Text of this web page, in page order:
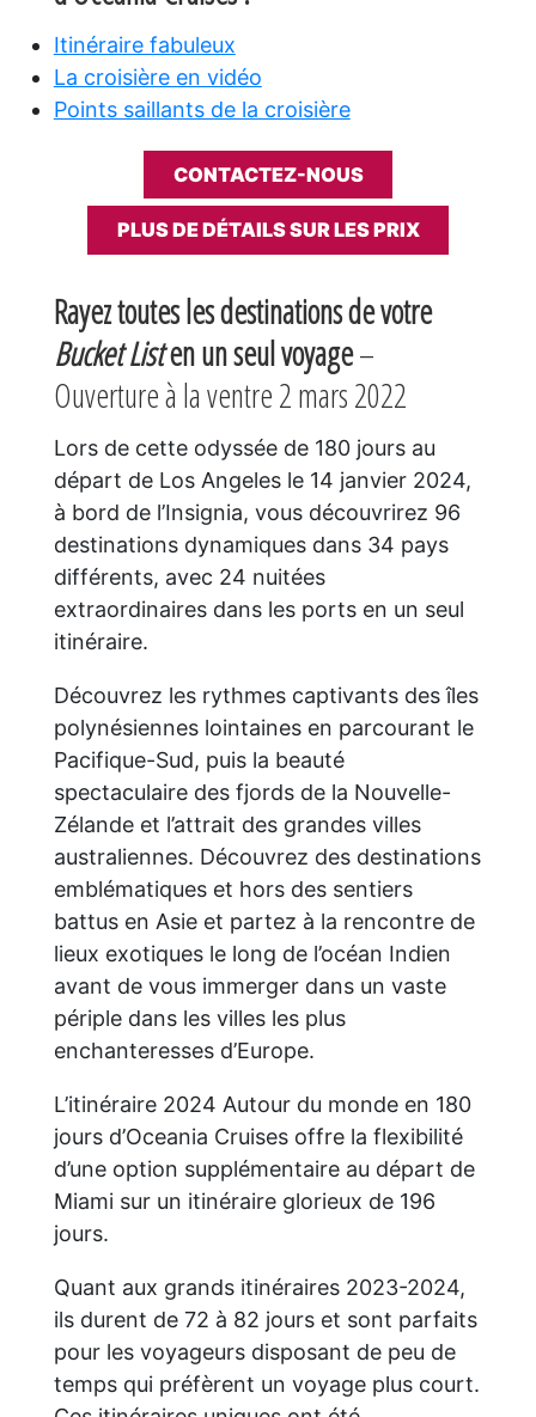
Itinéraire fabuleux
La croisière en vidéo
Points saillants de la croisière
CONTACTEZ-NOUS
PLUS DE DÉTAILS SUR LES PRIX
Rayez toutes les destinations de votre
Bucket Listen un seul voyage–
Ouverture à la ventre 2 mars 2022
Lors de cette odyssée de 180 jours au
départ de Los Angeles le 14 janvier 2024,
à bord de l’Insignia, vous découvrirez 96
destinations dynamiques dans 34 pays
différents, avec 24 nuitées
extraordinaires dans les ports en un seul
itinéraire.
Découvrez les rythmes captivants des îles
polynésiennes lointaines en parcourant le
Pacifique-Sud, puis la beauté
spectaculaire des fjords de la Nouvelle-
Zélande et l’attrait des grandes villes
australiennes. Découvrez des destinations
emblématiques et hors des sentiers
battus en Asie et partez à la rencontre de
lieux exotiques le long de l’océan Indien
avant de vous immerger dans un vaste
périple dans les villes les plus
enchanteresses d’Europe.
L’itinéraire 2024 Autour du monde en 180
jours d’Oceania Cruises offre la flexibilité
d’une option supplémentaire au départ de
Miami sur un itinéraire glorieux de 196
jours.
Quant aux grands itinéraires 2023-2024,
ils durent de 72 à 82 jours et sont parfaits
pour les voyageurs disposant de peu de
temps qui préfèrent un voyage plus court.